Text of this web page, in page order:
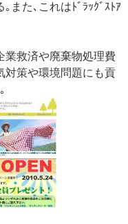
また､これはﾄﾞﾗｯｸﾞｽﾄｱ
業救済や廃棄物処理費
対策や環境問題にも貢